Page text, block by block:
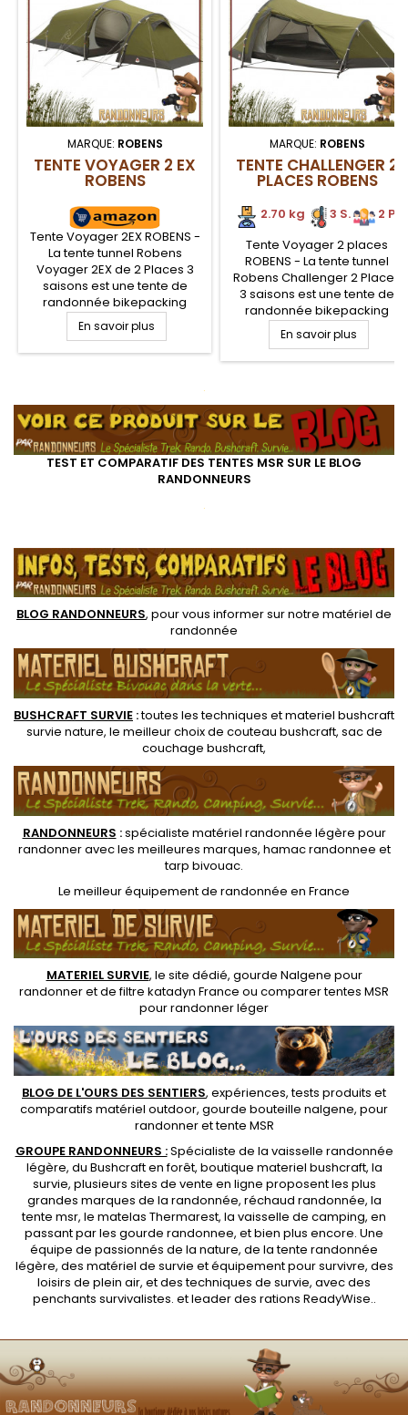
légère et le
trek. En forme
de "clou", ce
piquet de
tente avec
noyau en fibre
de carbone
pour sols durs
résistera
longtemps
MARQUE: ROBENS
TENTE VOYAGER 2 EX
ROBENS
Tente Voyager 2EX ROBENS -
La tente tunnel Robens
Voyager 2EX de 2 Places 3
saisons est une tente de
randonnée bikepacking
proposant un espace
généreux et surtout une très
grande abside frontale pour
vélo. Le double toit peut-être
monté seul en vue de se
protéger lors du montage de
la tente...
En savoir plus
MARQUE: ROBENS
TENTE CHALLENGER 2
PLACES ROBENS
2.70 kg 3 S.
2 P.
Tente Voyager 2 places
ROBENS - La tente tunnel
Robens Challenger 2 Places
3 saisons est une tente de
randonnée bikepacking
proposant un espace
généreux et surtout une
abside latérale pour y ranger
double toit peut-être monté
seul en vue de se protéger
lors du montage de la tente
intérieure. La...
En savoir plus
.
TEST ET COMPARATIF DES TENTES MSR SUR LE BLOG
RANDONNEURS
.
BLOG RANDONNEURS, pour vous informer sur notre matériel de
randonnée
BUSHCRAFT SURVIE :toutes les techniques etmateriel bushcraft
survie nature, le meilleur choix de couteau bushcraft, sac de
couchage bushcraft,
RANDONNEURS :spécialiste matériel randonnée légère pour
randonner avec les meilleures marques, hamac randonnee et
tarp bivouac.
Le meilleur équipement de randonnée en France
MATERIEL SURVIE, le site dédié, gourde Nalgene pour
randonneret defiltre katadyn France ou comparer tentes MSR
pour randonner léger
BLOG DE L'OURS DES SENTIERS, expériences, tests produits et
comparatifs matériel outdoor, gourde bouteille nalgene, pour
randonner ettente MSR
GROUPE RANDONNEURS :Spécialiste de la vaisselle randonnée
légère, du Bushcraft en forêt, boutique materiel bushcraft, la
survie, plusieurs sites de vente en ligne proposent les plus
grandes marques de la randonnée, réchaud randonnée, la
tente msr, le matelas Thermarest, la vaisselle de camping, en
passant par les gourde randonnee, et bien plus encore. Une
équipe de passionnés de la nature, de latente randonnée
légère, des matériel de survie et équipement pour survivre, des
loisirs de plein air, et des techniques de survie, avec des
penchants survivalistes. et leader des rations ReadyWise..